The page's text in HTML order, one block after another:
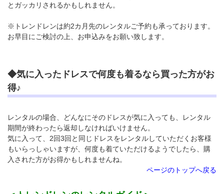
とガッカリされるかもしれません。
※トレンドレンは約2カ月先のレンタルご予約も承っております。
お早目にご検討の上、お申込みをお願い致します。
◆気に入ったドレスで何度も着るなら買った方がお
得♪
レンタルの場合、どんなにそのドレスが気に入っても、レンタル
期間が終わったら返却しなければいけません。
気に入って、2回3回と同じドレスをレンタルしていただくお客様
もいらっしゃいますが、何度も着ていただけるようでしたら、購
入された方がお得かもしれませんね。
ページのトップへ戻る